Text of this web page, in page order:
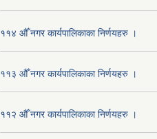
११४ औँ नगर कार्यपालिकाका निर्णयहरु ।
११३ औँ नगर कार्यपालिकाका निर्णयहरु ।
११२ औँ नगर कार्यपालिकाका निर्णयहरु ।